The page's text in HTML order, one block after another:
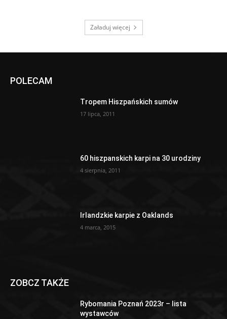
Załaduj więcej
POLECAM
Tropem Hiszpańskich sumów
17 lipca, 2011
60 hiszpanskich karpi na 30 urodziny
4 sierpnia, 2011
Irlandzkie karpie z Oaklands
4 marca, 2015
ZOBCZ TAKŻE
Rybomania Poznań 2023r – lista
wystawców